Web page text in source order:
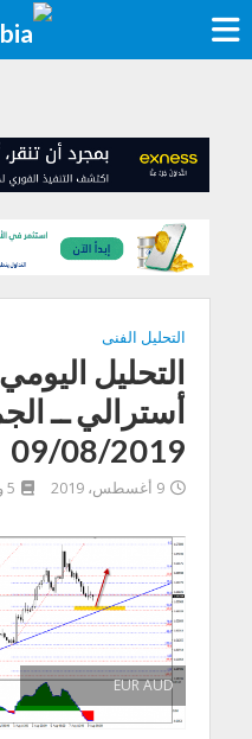
التحليل الفنى
التحليل
أسترالي ــ
09/08/2019
9 أغسطس، 2019 5 وقت القراءة بالدقيقة
EUR AUD